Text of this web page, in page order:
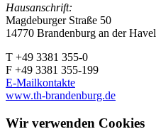
Hausanschrift:
Magdeburger Straße 50
14770 Brandenburg an der Havel
T +49 3381 355-0
F +49 3381 355-199
E-Mailkontakte
www.th-brandenburg.de
Wir verwenden Cookies